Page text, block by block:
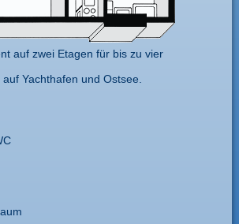
auf zwei Etagen für bis zu vier
Yachthafen und Ostsee.